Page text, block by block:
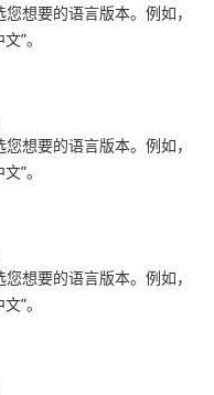
想要的语言版本。例如，
”。
想要的语言版本。例如，
”。
想要的语言版本。例如，
”。